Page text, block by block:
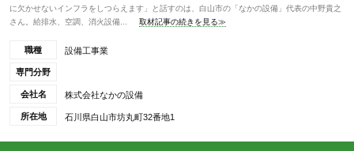
に欠かせないインフラをしつらえます」と話すのは、白山市の「なかの設備」代表の中野貴之
さん。給排水、空調、消火設備...
取材記事の続きを見る≫
職種 設備工事業
専門分野
会社名 株式会社なかの設備
所在地 石川県白山市坊丸町32番地1